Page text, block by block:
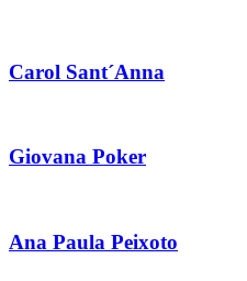
Carol Sant´Anna
Giovana Poker
Ana Paula Peixoto